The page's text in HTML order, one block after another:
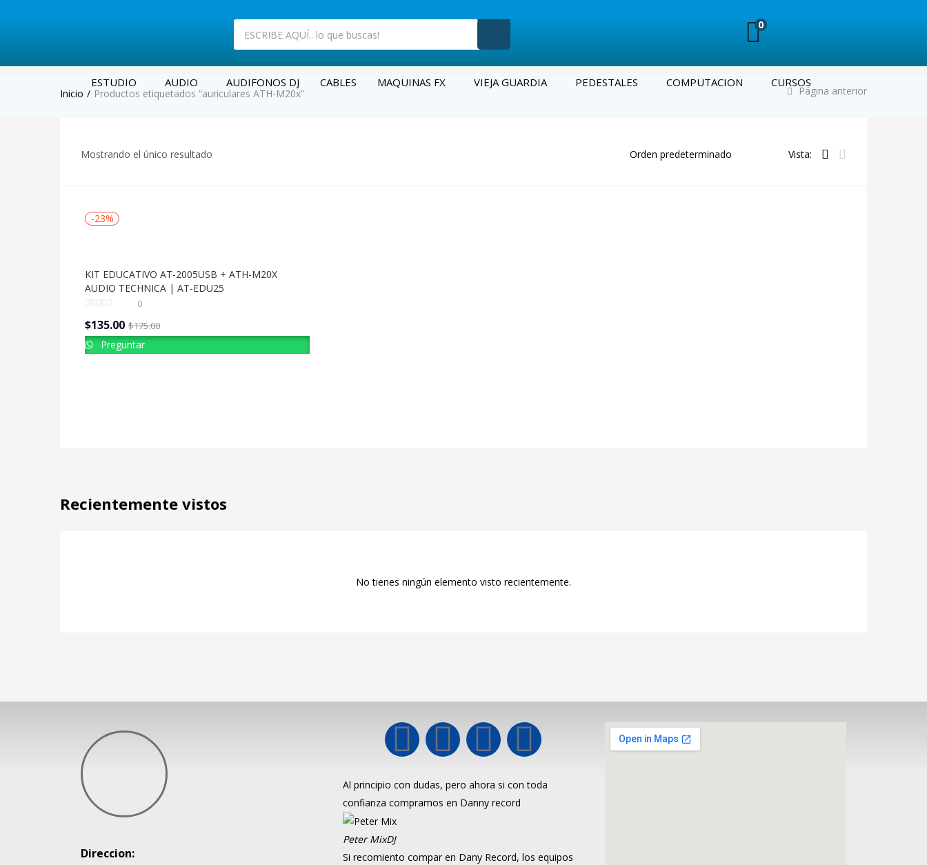
0
ESTUDIO AUDIO AUDIFONOS DJ CABLES MAQUINAS FX VIEJA GUARDIA PEDESTALES COMPUTACION CURSOS
Inicio Productos etiquetados “auriculares ATH-M20x” Página anterior
Mostrando el único resultado Vista:
-23%
KIT EDUCATIVO AT-2005USB + ATH-M20X
AUDIO TECHNICA | AT-EDU25
0
$135.00 $175.00
Preguntar
Recientemente vistos
No tienes ningún elemento visto recientemente.
Direccion:
Al principio con dudas, pero ahora si con toda
confianza compramos en Danny record
Peter MixDJ
Si recomiento compar en Dany Record, los equipos